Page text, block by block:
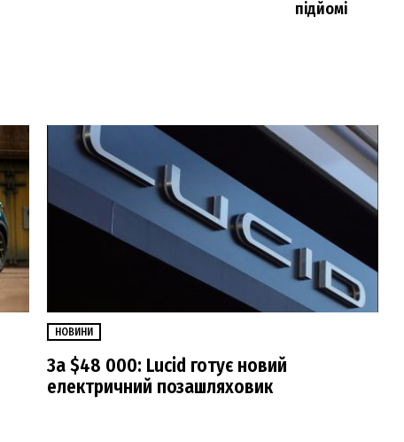
підйомі
НОВИНИ
За $48 000: Lucid готує новий
електричний позашляховик